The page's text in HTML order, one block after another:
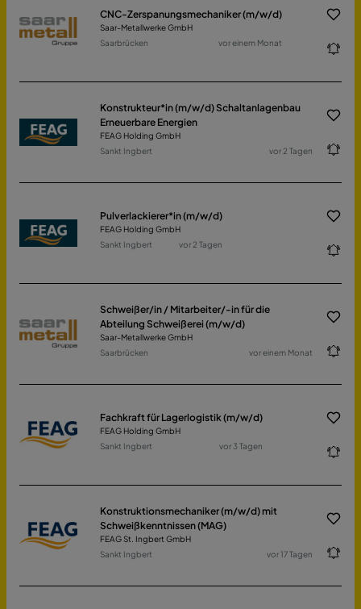
CNC-Zerspanungsmechaniker (m/w/d)
Saar-Metallwerke GmbH
Saarbrücken
vor einem Monat
Konstrukteur*in (m/w/d) Schaltanlagenbau
Erneuerbare Energien
FEAG Holding GmbH
Sankt Ingbert
vor 2 Tagen
Pulverlackierer*in (m/w/d)
FEAG Holding GmbH
Sankt Ingbert
vor 2 Tagen
Schweißer/in / Mitarbeiter/-in für die
Abteilung Schweißerei (m/w/d)
Saar-Metallwerke GmbH
Saarbrücken
vor einem Monat
Fachkraft für Lagerlogistik (m/w/d)
FEAG Holding GmbH
Sankt Ingbert
vor 3 Tagen
Konstruktionsmechaniker (m/w/d) mit
Schweißkenntnissen (MAG)
FEAG St. Ingbert GmbH
Sankt Ingbert
vor 17 Tagen